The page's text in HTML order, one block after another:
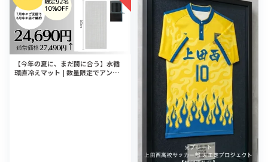
【今年の夏に、まだ間に合う】水循
環直冷えマット | 数量限定でアンコー